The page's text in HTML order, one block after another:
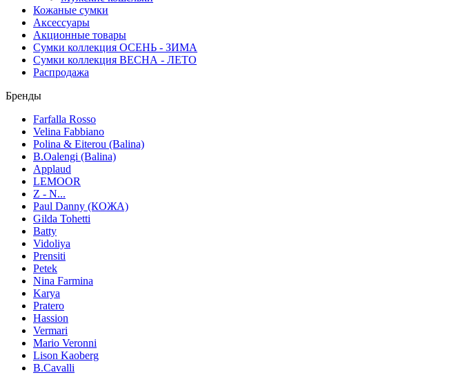
Кожаные сумки
Аксессуары
Акционные товары
Сумки коллекция ОСЕНЬ - ЗИМА
Сумки коллекция ВЕСНА - ЛЕТО
Распродажа
Бренды
Farfalla Rosso
Velina Fabbiano
Polina & Eiterou (Balina)
B.Oalengi (Balina)
Applaud
LEMOOR
Z - N...
Paul Danny (КОЖА)
Gilda Tohetti
Batty
Vidoliya
Prensiti
Petek
Nina Farmina
Karya
Pratero
Hassion
Vermari
Mario Veronni
Lison Kaoberg
B.Cavalli